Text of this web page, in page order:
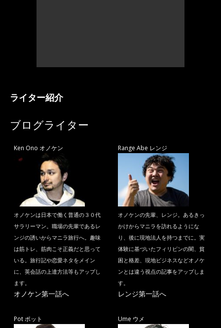
ライター紹介
ブログライター
Ken Ono オノケン
オノケンは日本で働く普通の３０代
サラリーマン。職場の先輩であるレ
ンジの誘いからマニラ旅行へ。趣味
は筋トレ、筋肉こそ正義だと思って
いる。旅行記や恋愛ネタをメイン
に、英会話の上達方法等もアップし
ます。
オノケン第一話へ
Range Abe レンジ
オノケンの先輩、レンジ。あるきっ
かけからマニラを訪れるようにな
り、後に現地法人を持つまでに。実
体験に基づいたフィリピンの闇、貧
困と格差、現地ビジネスなどオノケ
ンとは違う視点の記事をアップしま
す。
レンジ第一話へ
Pot ポット Ume ウメ